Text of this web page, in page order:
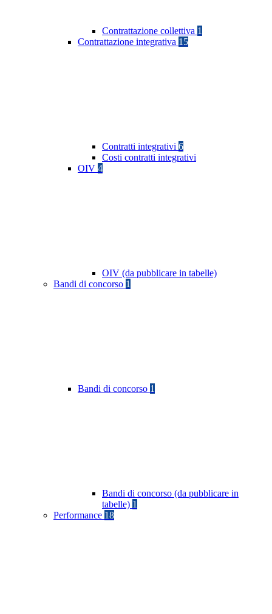
Contrattazione collettiva 1
Contrattazione integrativa 15
Contratti integrativi 6
Costi contratti integrativi
OIV 4
OIV (da pubblicare in tabelle)
Bandi di concorso 1
Bandi di concorso 1
Bandi di concorso (da pubblicare in
tabelle) 1
Performance 18